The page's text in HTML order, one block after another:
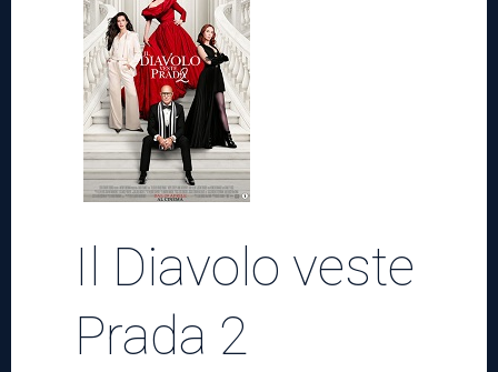
Cinema
Rassegne
News
Il Diavolo veste
Prada 2